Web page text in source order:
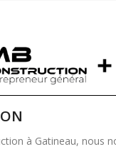
à Gatineau, nous